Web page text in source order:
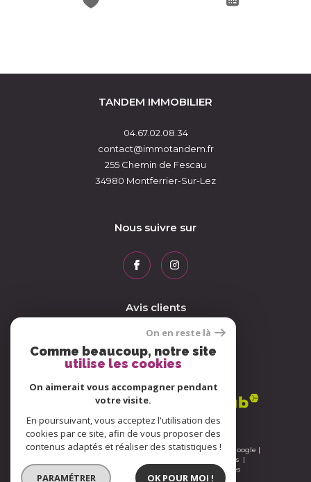
TANDEM IMMOBILIER
04.67.02.08.34
contact@immotandem.fr
255 Chemin de Fescau
34980
Montferrier-Sur-Lez
Nous suivre sur
Avis clients
© 2026 | Tous droits réservés | Traduction powered by Google |
Mentions légales
Nos liens Cookies
On en reste là
Comme beaucoup, notre site
utilise les cookies
On aimerait vous accompagner pendant
votre visite.
En poursuivant, vous acceptez l'utilisation des
cookies par ce site, afin de vous proposer des
contenus adaptés et réaliser des statistiques !
PARAMÉTRER OK POUR MOI !